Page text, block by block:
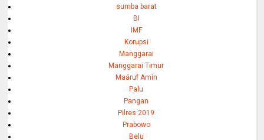
sumba barat
BI
IMF
Korupsi
Manggarai
Manggarai Timur
Maáruf Amin
Palu
Pangan
Pilres 2019
Prabowo
Belu